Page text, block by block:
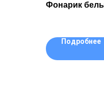
Фонарик
Подробнее